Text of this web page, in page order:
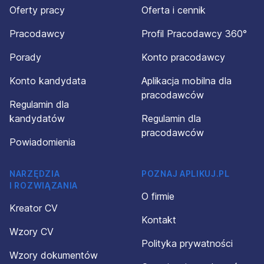
Oferty pracy
Pracodawcy
Porady
Konto kandydata
Regulamin dla
kandydatów
Powiadomienia
Oferta i cennik
Profil Pracodawcy 360°
Konto pracodawcy
Aplikacja mobilna dla
pracodawców
Regulamin dla
pracodawców
NARZĘDZIA
I ROZWIĄZANIA
Kreator CV
Wzory CV
Wzory dokumentów
POZNAJ APLIKUJ.PL
O firmie
Kontakt
Polityka prywatności